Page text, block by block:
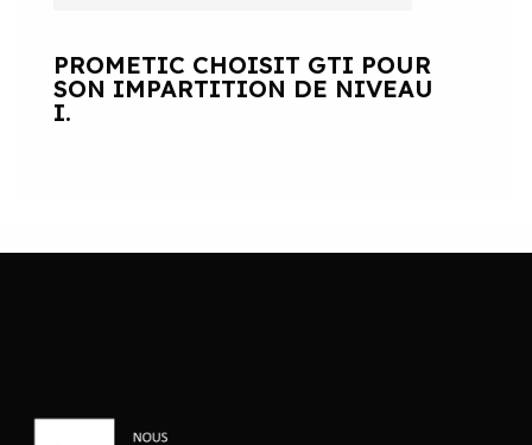
PROMETIC CHOISIT GTI POUR
SON IMPARTITION DE NIVEAU
I.